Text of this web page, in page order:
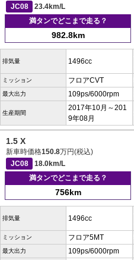
JC08
23.4km/L
満タンでどこまで走る？
982.8km
排気量 1496cc
ミッション フロアCVT
最大出力 109ps/6000rpm
生産期間
2017年10月～201
9年08月
1.5 X
新車時価格150.8万円(税込)
JC08
18.0km/L
満タンでどこまで走る？
756km
排気量 1496cc
ミッション フロア5MT
最大出力 109ps/6000rpm